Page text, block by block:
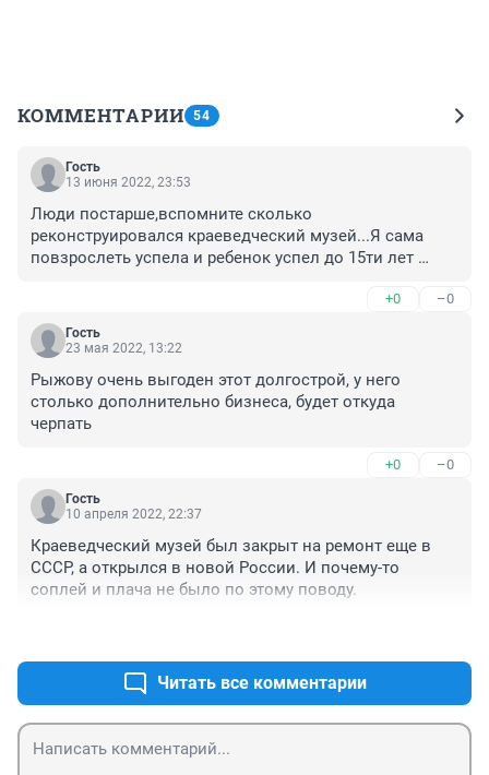
КОММЕНТАРИИ 54
Гость
13 июня 2022, 23:53
Люди постарше,вспомните сколько
реконструировался краеведческий музей...Я сама
повзрослеть успела и ребенок успел до 15ти лет
+0 –0
Гость
23 мая 2022, 13:22
Рыжову очень выгоден этот долгострой, у него
столько дополнительно бизнеса, будет откуда
черпать
+0 –0
Гость
10 апреля 2022, 22:37
Краеведческий музей был закрыт на ремонт еще в
СССР, а открылся в новой России. И почему-то
соплей и плача не было по этому поводу.
Читать все комментарии